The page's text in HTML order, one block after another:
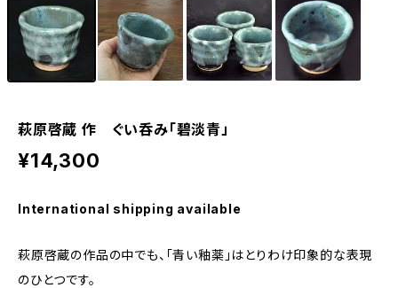
萩原啓蔵 作 ぐい呑み「碧淡青」
¥14,300
International shipping available
萩原啓蔵の作品の中でも、「青い釉薬」はとりわけ印象的な表現
のひとつです。